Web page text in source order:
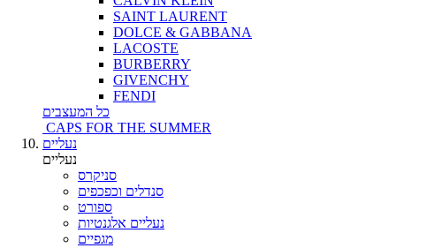
SAINT LAURENT
DOLCE & GABBANA
LACOSTE
BURBERRY
GIVENCHY
FENDI
כל המעצבים
CAPS FOR THE SUMMER
נעליים
נעליים
סניקרס
סנדלים וכפכפים
ספורט
נעליים אלגנטיות
מגפיים